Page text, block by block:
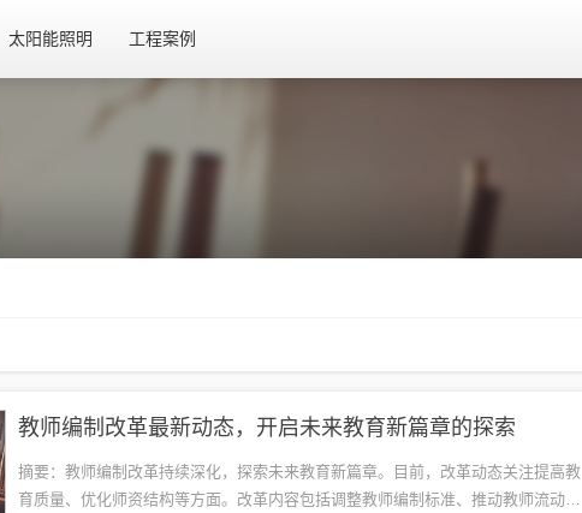
太阳能照明 工程案例
教师编制改革最新动态，开启未来教育新篇章的探索
摘要：教师编制改革持续深化，探索未来教育新篇章。目前，改革动态关注提高教
育质量、优化师资结构等方面。改革内容包括调整教师编制标准、推动教师流动与